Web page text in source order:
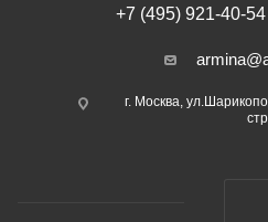
+7 (495) 921-40-54
г. Москва,